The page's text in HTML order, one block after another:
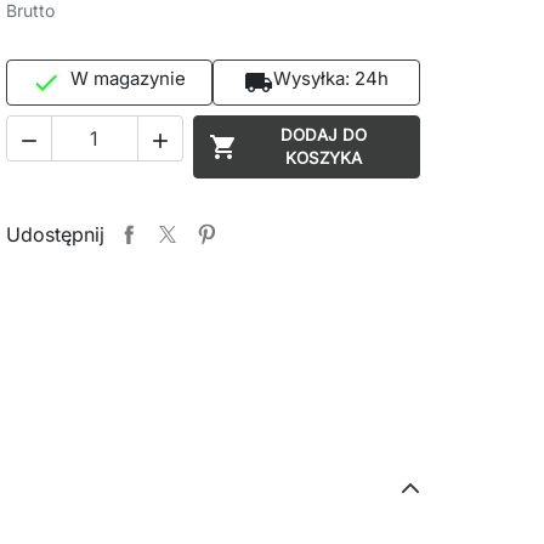
Brutto
 W magazynie local_shippingWysyłka: 24h
  
DODAJ DO
KOSZYKA
Udostępnij